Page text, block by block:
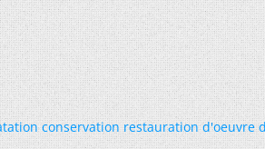
conservation restauration d'oeuvre